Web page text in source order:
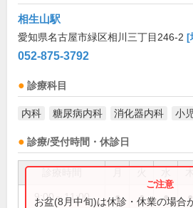
相生山駅
愛知県名古屋市緑区相川三丁目246-2 [
052-875-3792
診療科目
内科 糖尿病内科 消化器内科 小
診療/受付時間・休診日
9:00～11:00 ● ● ● ●
お盆(8月中旬)は休診・休業の場合